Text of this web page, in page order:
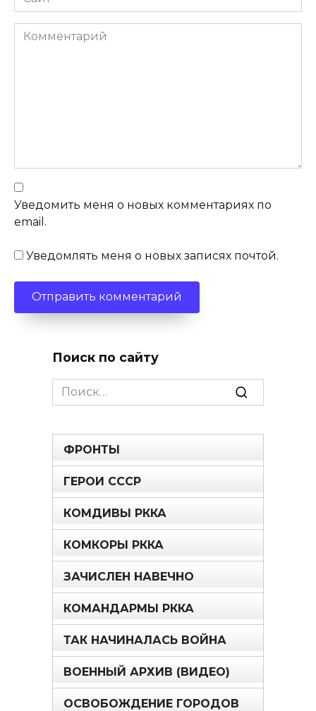
Комментарий
Уведомить меня о новых комментариях по
email.
Уведомлять меня о новых записях почтой.
Поиск по сайту
Search
for:
ФРОНТЫ
ГЕРОИ СССР
КОМДИВЫ РККА
КОМКОРЫ РККА
ЗАЧИСЛЕН НАВЕЧНО
КОМАНДАРМЫ РККА
ТАК НАЧИНАЛАСЬ ВОЙНА
ВОЕННЫЙ АРХИВ (ВИДЕО)
ОСВОБОЖДЕНИЕ ГОРОДОВ